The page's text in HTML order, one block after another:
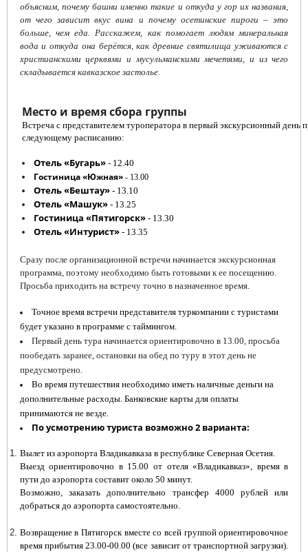
объясним, почему башни именно такие и откуда у гор их названия,
от чего зависит вкус вина и почему осетинские пироги – это
больше, чем еда. Расскажем, как помогает людям минеральная
вода и откуда она берётся, как древние святилища уживаются с
христианскими церквями и мусульманскими мечетями, и из чего
складывается кавказское застолье.
Место и время сбора группы
Встреча с представителем туроператора в первый экскурсионный день
следующему расписанию:
Отель «Бугарь» - 12.40
Гостиница «Южная» - 13.00
Отель «Бештау»- 13.10
Отель «Машук»- 13.25
Гостиница «Пятигорск»- 13.30
Отель «Интурист»- 13.35
Сразу после организационной встречи начинается экскурсионная
программа, поэтому необходимо быть готовыми к ее посещению.
Просьба приходить на встречу точно в назначенное время.
Точное время встречи представителя туркомпании с туристами
будет указано в программе с таймингом.
Первый день тура начинается ориентировочно в 13.00, просьба
пообедать заранее, остановки на обед по туру в этот день не
предусмотрено.
Во время путешествия необходимо иметь наличные деньги на
дополнительные расходы. Банковские карты для оплаты
принимаются не везде.
По усмотрению туриста возможно 2 варианта:
Вылет из аэропорта Владикавказа в республике Северная Осетия.
Выезд ориентировочно в 15.00 от отеля «Владикавказ», время в
пути до аэропорта составит около 50 минут.
Возможно, заказать дополнительно трансфер 4000 рублей или
добраться до аэропорта самостоятельно.
Возвращение в Пятигорск вместе со всей группой ориентировочное
время прибытия 23.00-00.00 (все зависит от транспортной загрузки).